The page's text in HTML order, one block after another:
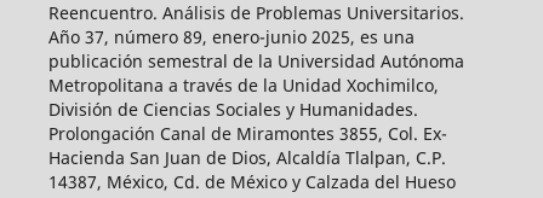
Reencuentro. Análisis de Problemas Universitarios.
Año 37, número 89, enero-junio 2025, es una
publicación semestral de la Universidad Autónoma
Metropolitana a través de la Unidad Xochimilco,
División de Ciencias Sociales y Humanidades.
Prolongación Canal de Miramontes 3855, Col. Ex-
Hacienda San Juan de Dios, Alcaldía Tlalpan, C.P.
14387, México, Cd. de México y Calzada del Hueso